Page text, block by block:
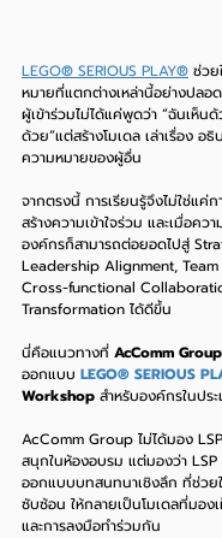
LEGO® SERIOUS PLAY® ช่วย
หมายที่แตกต่างเหล่านี้อย่างปลอ
ผู้เข้าร่วมไม่ได้แค่พูดว่า “ฉันเห็น
ด้วย”แต่สร้างโมเดล เล่าเรื่อง อ
ความหมายของผู้อื่น
จากตรงนี้ การเรียนรู้จึงไม่ใช่แค่
สร้างความเข้าใจร่วม และเมื่อคว
องค์กรก็สามารถต่อยอดไปสู่
Leadership Alignment,
Cross-functional
Transformation ได้ดีขึ้น
นี่คือแนวทางที่ AcComm Group
ออกแบบ LEGO® SERIOUS
Workshop สำหรับองค์กรในประ
AcComm Group ไม่ได้มอง
สนุกในห้องอบรม แต่มองว่า LSP
ออกแบบบทสนทนาเชิงลึก ที่ช่วย
ซับซ้อน ให้กลายเป็นโมเดลที่มอง
และการลงมือทำร่วมกัน